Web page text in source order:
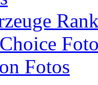
Fotos